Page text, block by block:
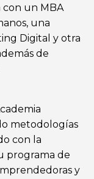
con un MBA
una
Digital y otra
de
metodologías
con la
programa de
y